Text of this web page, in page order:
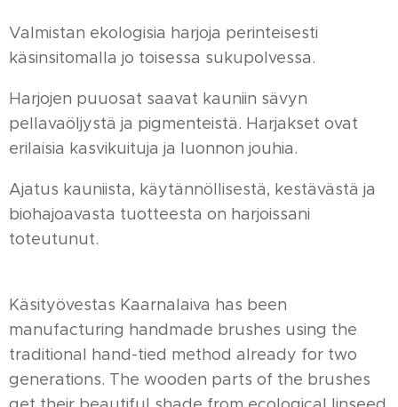
Valmistan ekologisia harjoja perinteisesti
käsinsitomalla jo toisessa sukupolvessa.
Harjojen puuosat saavat kauniin sävyn
pellavaöljystä ja pigmenteistä. Harjakset ovat
erilaisia kasvikuituja ja luonnon jouhia.
Ajatus kauniista, käytännöllisestä, kestävästä ja
biohajoavasta tuotteesta on harjoissani
toteutunut.
Käsityövestas Kaarnalaiva has been
manufacturing handmade brushes using the
traditional hand-tied method already for two
generations. The wooden parts of the brushes